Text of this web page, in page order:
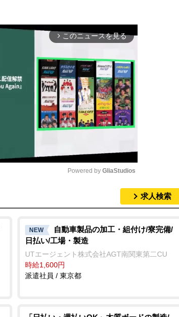
arrow_forward_ios このニュースを見る
t
Powered by GliaStudios
求人検索
NEW
自動車製品の加工・組付け/寮完備/
日払い/工場・製造
UTエージェント株式会社AGT南関東第二CU
時給1,600円
派遣社員 / 東京都